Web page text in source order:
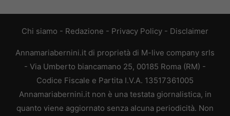
Chi siamo - Redazione - Privacy Policy - Disclaimer
Annamariabernini.it di proprietà di M-live company srls
- Via Umberto biancamano 25, 00185 Roma (RM) -
Codice Fiscale e Partita I.V.A. 13517361005
Annamariabernini.it non è una testata giornalistica, in
quanto viene aggiornato senza alcuna periodicità. Non